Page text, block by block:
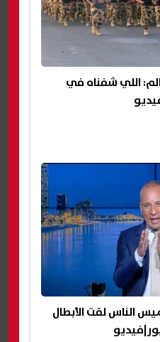
اللي شفناه في
الناس لقت الأبطال